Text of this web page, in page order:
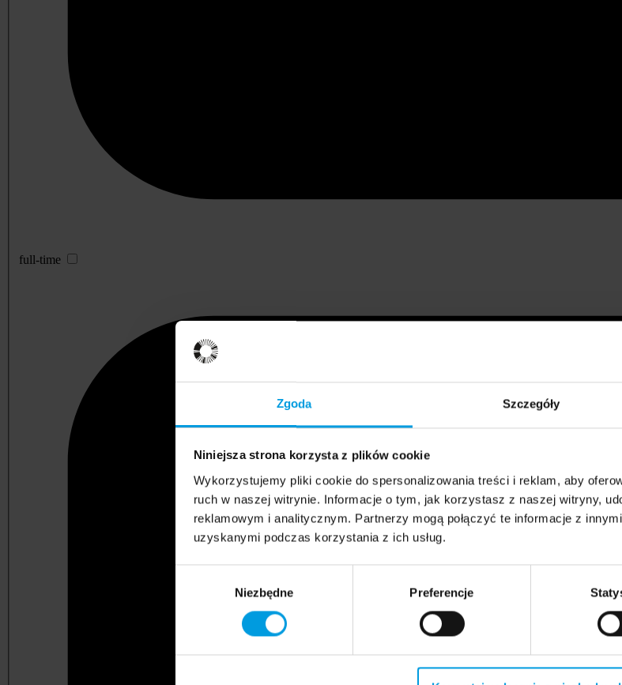
Zgoda Szczegóły
Niniejsza strona korzysta z plików cookie
Wykorzystujemy pliki cookie do spersonalizowania treści i reklam, aby
ruch w naszej witrynie. Informacje o tym, jak korzystasz z naszej witryny,
reklamowym i analitycznym. Partnerzy mogą połączyć te informacje z
uzyskanymi podczas korzystania z ich usług.
Niezbędne Preferencje
full-time